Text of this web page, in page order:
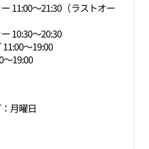
11:00～21:30（ラストオー
10:30～20:30
～19:00
～19:00
月曜日